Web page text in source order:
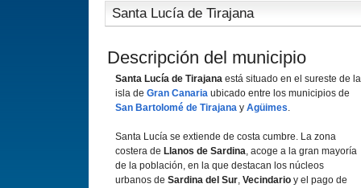
Santa Lucí­a de Tirajana
Descripción del municipio
Santa Lucí­a de Tirajana está situado en el sureste de la
isla de Gran Canaria ubicado entre los municipios de
San Bartolomé de Tirajana y Agüimes.
Santa Lucí­a se extiende de costa cumbre. La zona
costera de Llanos de Sardina, acoge a la gran mayorí­a
de la población, en la que destacan los núcleos
urbanos de Sardina del Sur, Vecindario y el pago de